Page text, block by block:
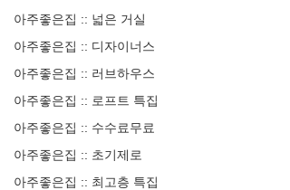
아주좋은집 :: 넓은 거실
아주좋은집 :: 디자이너스
아주좋은집 :: 러브하우스
아주좋은집 :: 로프트 특집
아주좋은집 :: 수수료무료
아주좋은집 :: 초기제로
아주좋은집 :: 최고층 특집